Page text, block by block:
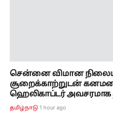
சென்னை விமான
சூறைக்காற்றுடன்
ஹெலிகாப்டர் அவசரமாக
தமிழ்நாடு 1 hour ago